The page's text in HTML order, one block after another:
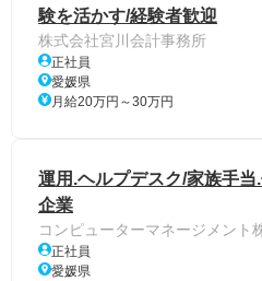
験を活かす/経験者歓迎
株式会社宮川会計事務所
正社員
愛媛県
月給20万円～30万円
運用.ヘルプデスク/家族手
企業
コンピューターマネージメント
正社員
愛媛県